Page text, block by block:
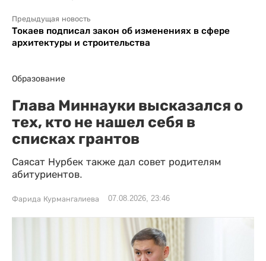
Предыдущая новость
Токаев подписал закон об изменениях в сфере
архитектуры и строительства
Образование
Глава Миннауки высказался о
тех, кто не нашел себя в
списках грантов
Саясат Нурбек также дал совет родителям
абитуриентов.
Фарида Курмангалиева 07.08.2026, 23:46